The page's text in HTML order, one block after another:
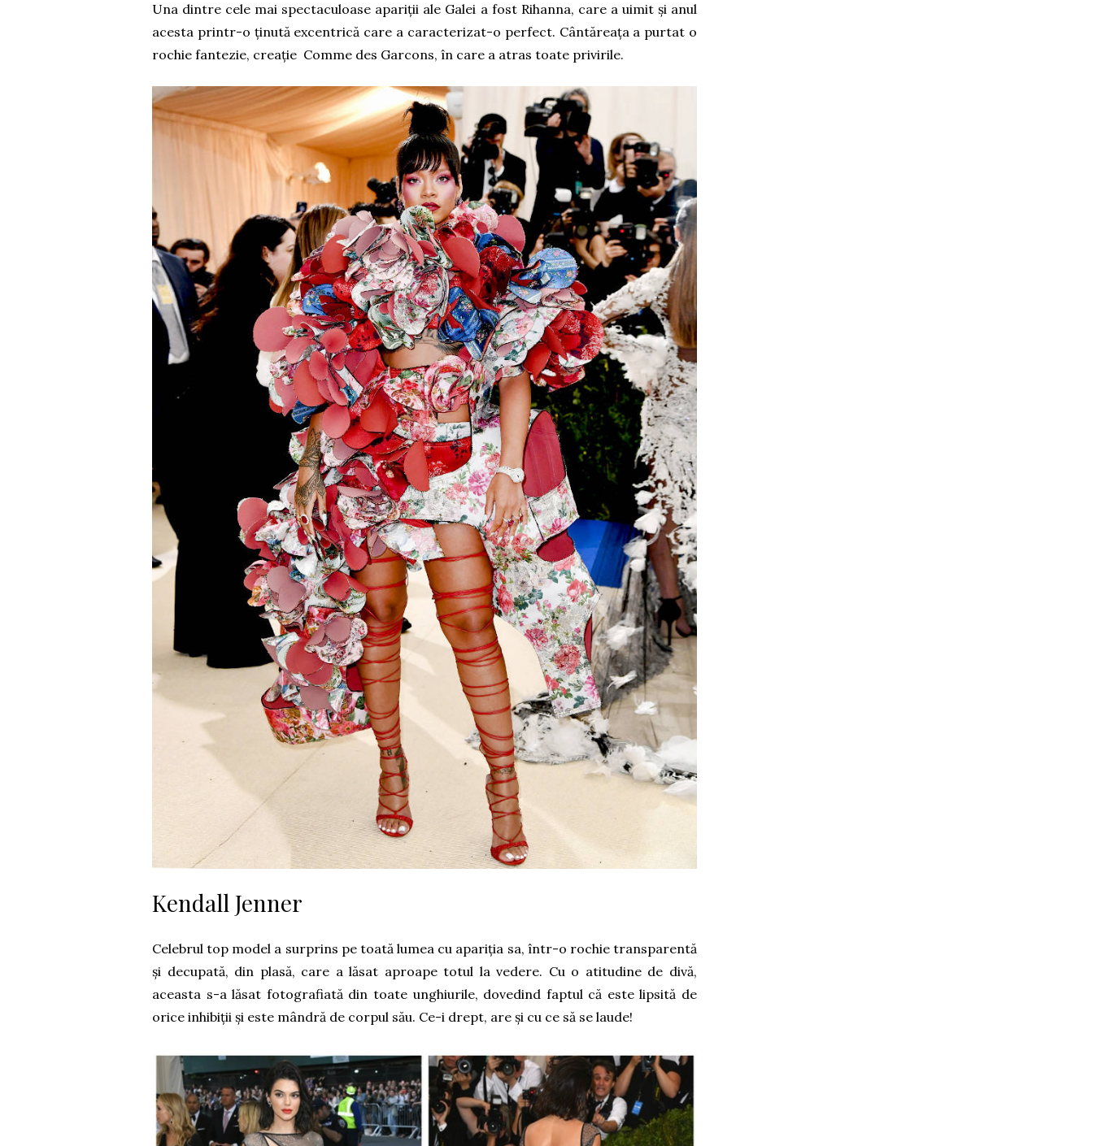
Una dintre cele mai spectaculoase apariții ale Galei a fost Rihanna, care a uimit și anul
acesta printr-o ținută excentrică care a caracterizat-o perfect. Cântăreața a purtat o
rochie fantezie, creație Comme des Garcons, în care a atras toate privirile.
Kendall Jenner
Celebrul top model a surprins pe toată lumea cu apariția sa, într-o rochie transparentă
și decupată, din plasă, care a lăsat aproape totul la vedere. Cu o atitudine de divă,
aceasta s-a lăsat fotografiată din toate unghiurile, dovedind faptul că este lipsită de
orice inhibiții și este mândră de corpul său. Ce-i drept, are și cu ce să se laude!